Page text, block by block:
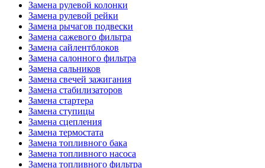
Замена рулевой колонки
Замена рулевой рейки
Замена рычагов подвески
Замена сажевого фильтра
Замена сайлентблоков
Замена салонного фильтра
Замена сальников
Замена свечей зажигания
Замена стабилизаторов
Замена стартера
Замена ступицы
Замена сцепления
Замена термостата
Замена топливного бака
Замена топливного насоса
Замена топливного фильтра